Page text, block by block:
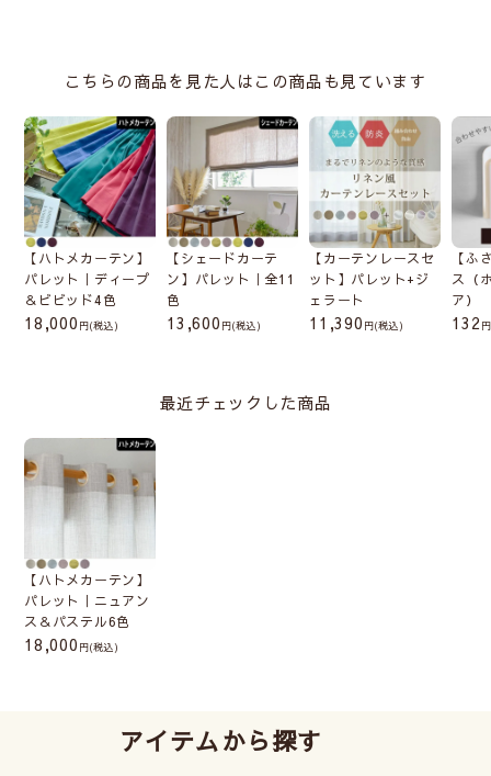
こちらの商品を見た人はこの商品も見ています
【ハトメカーテン】
パレット｜ディープ
＆ビビッド4色
18,000 (税込)
【シェードカーテ
ン】パレット｜全11
色
13,600 (税込)
【カーテンレースセ
ット】パレット+ジ
ェラート
11,390 (税込)
【ふ
ス（
ア）
132
最近チェックした商品
【ハトメカーテン】
パレット｜ニュアン
ス＆パステル6色
18,000 (税込)
アイテムから探す